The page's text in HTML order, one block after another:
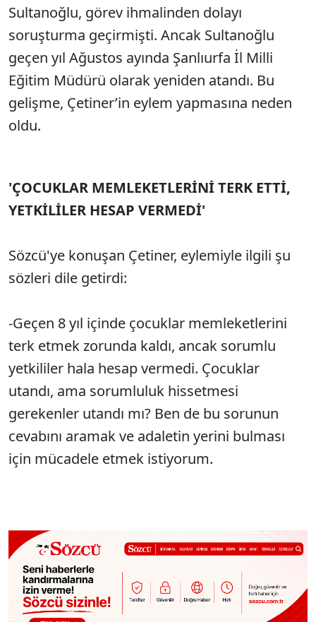
Sultanoğlu, görev ihmalinden dolayı
soruşturma geçirmişti. Ancak Sultanoğlu
geçen yıl Ağustos ayında Şanlıurfa İl Milli
Eğitim Müdürü olarak yeniden atandı. Bu
gelişme, Çetiner’in eylem yapmasına neden
oldu.
'ÇOCUKLAR MEMLEKETLERİNİ TERK ETTİ,
YETKİLİLER HESAP VERMEDİ'
Sözcü'ye konuşan Çetiner, eylemiyle ilgili şu
sözleri dile getirdi:
-Geçen 8 yıl içinde çocuklar memleketlerini
terk etmek zorunda kaldı, ancak sorumlu
yetkililer hala hesap vermedi. Çocuklar
utandı, ama sorumluluk hissetmesi
gerekenler utandı mı? Ben de bu sorunun
cevabını aramak ve adaletin yerini bulması
için mücadele etmek istiyorum.